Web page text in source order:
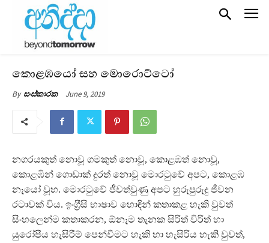
කොළඹයෝ සහ මොරොට්ටෝ
By සංස්කාරක June 9, 2019
නගරයකුත් නොවූ ගමකුත් නොවූ, කොළඹත් නොවූ,
කොළඹින් ගොඩාක් දුරත් නොවූ මොරටුවේ අපට, කොළඹ
නෑයෝ වූහ. මොරටුවේ ජීවත්වුණු අපට හුරුපුරුදු ජීවන
රටාවක් විය. ඉංග‍්‍රීසි භාෂාව හොඳින් කතාකළ හැකි වුවත්
සිංහලෙන්ම කතාකරන, ඕනෑම තැනක සිරිත් විරිත් හා
යුරෝපීය හැසිරීම් පෙන්වීමට හැකි හා හැසිරිය හැකි වුවත්,